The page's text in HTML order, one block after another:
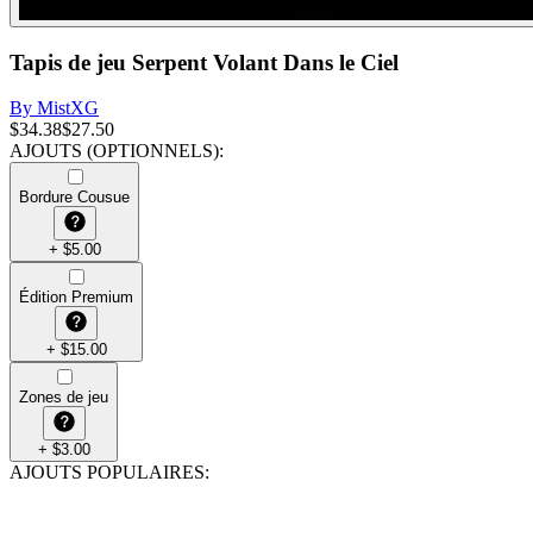
Tapis de jeu Serpent Volant Dans le Ciel
By MistXG
$34.38$27.50
AJOUTS (OPTIONNELS):
Bordure Cousue
+ $5.00
Édition Premium
+ $15.00
Zones de jeu
+ $3.00
AJOUTS POPULAIRES: